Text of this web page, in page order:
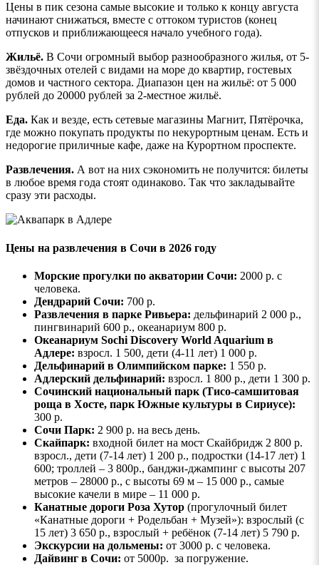
Цены в пик сезона самые высокие и только к концу августа
начинают снижаться, вместе с оттоком туристов (конец
отпусков и приближающееся начало учебного года).
Жильё. В Сочи огромный выбор разнообразного жилья, от 5-
звёздочных отелей с видами на море до квартир, гостевых
домов и частного сектора. Диапазон цен на жильё: от 5 000
рублей до 20000 рублей за 2-местное жильё.
Еда. Как и везде, есть сетевые магазины Магнит, Пятёрочка,
где можно покупать продукты по некурортным ценам. Есть и
недорогие приличные кафе, даже на Курортном проспекте.
Развлечения. А вот на них сэкономить не получится: билеты
в любое время года стоят одинаково. Так что закладывайте
сразу эти расходы.
Цены на развлечения в Сочи в 2026 году
Морские прогулки по акватории Сочи: 2000 р. с
человека.
Дендрарий Сочи: 700 р.
Развлечения в парке Ривьера: дельфинарий 2 000 р.,
пингвинарий 600 р., океанариум 800 р.
Океанариум Sochi Discovery World Aquarium в
Адлере: взросл. 1 500, дети (4-11 лет) 1 000 р.
Дельфинарий в Олимпийском парке: 1 550 р.
Адлерский дельфинарий: взросл. 1 800 р., дети 1 300 р.
Сочинский национальный парк (Тисо-самшитовая
роща в Хосте, парк Южные культуры в Сириусе):
300 р.
Сочи Парк: 2 900 р. на весь день.
Скайпарк: входной билет на мост Скайбридж 2 800 р.
взросл., дети (7-14 лет) 1 200 р., подростки (14-17 лет) 1
600; троллей – 3 800р., банджи-джампинг с высоты 207
метров – 28000 р., с высоты 69 м – 15 000 р., самые
высокие качели в мире – 11 000 р.
Канатные дороги Роза Хутор (прогулочный билет
«Канатные дороги + Родельбан + Музей»): взрослый (с
15 лет) 3 650 р., взрослый + ребёнок (7-14 лет) 5 790 р.
Экскурсии на дольмены: от 3000 р. с человека.
Дайвинг в Сочи: от 5000р. за погружение.